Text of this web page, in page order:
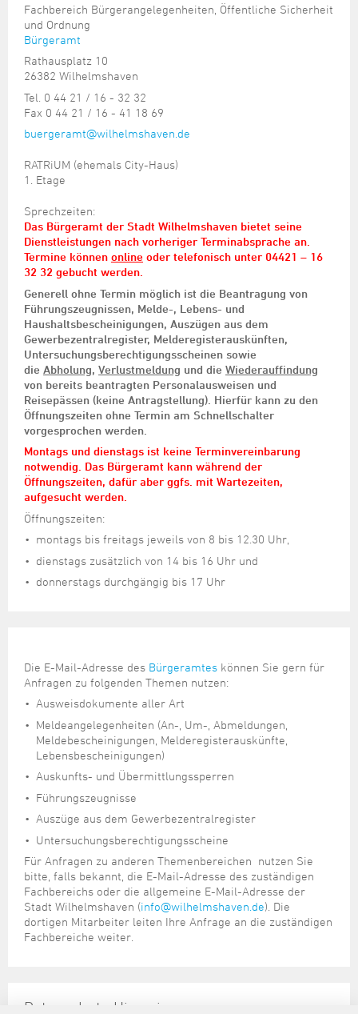
Fachbereich Bürgerangelegenheiten, Öffentliche Sicherheit
und Ordnung
Bürgeramt
Rathausplatz 10
26382 Wilhelmshaven
Tel. 0 44 21 / 16 - 32 32
Fax 0 44 21 / 16 - 41 18 69
buergeramt@wilhelmshaven.de
RATRiUM (ehemals City-Haus)
1. Etage
Sprechzeiten:
Das Bürgeramt der Stadt Wilhelmshaven bietet seine
Dienstleistungen nach vorheriger Terminabsprache an.
Termine können online oder telefonisch unter 04421 – 16
32 32 gebucht werden.
Generell ohne Termin möglich ist die Beantragung von
Führungszeugnissen, Melde-, Lebens- und
Haushaltsbescheinigungen, Auszügen aus dem
Gewerbezentralregister, Melderegisterauskünften,
Untersuchungsberechtigungsscheinen sowie
die Abholung, Verlustmeldung und die Wiederauffindung
von bereits beantragten Personalausweisen und
Reisepässen (keine Antragstellung). Hierfür kann zu den
Öffnungszeiten ohne Termin am Schnellschalter
vorgesprochen werden.
Montags und dienstags ist keine Terminvereinbarung
notwendig. Das Bürgeramt kann während der
Öffnungszeiten, dafür aber ggfs. mit Wartezeiten,
aufgesucht werden.
Öffnungszeiten:
montags bis freitags jeweils von 8 bis 12.30 Uhr,
dienstags zusätzlich von 14 bis 16 Uhr und
donnerstags durchgängig bis 17 Uhr
Die E-Mail-Adresse des Bürgeramtes können Sie gern für
Anfragen zu folgenden Themen nutzen:
Ausweisdokumente aller Art
Meldeangelegenheiten (An-, Um-, Abmeldungen,
Meldebescheinigungen, Melderegisterauskünfte,
Lebensbescheinigungen)
Auskunfts- und Übermittlungssperren
Führungszeugnisse
Auszüge aus dem Gewerbezentralregister
Untersuchungsberechtigungsscheine
Für Anfragen zu anderen Themenbereichen nutzen Sie
bitte, falls bekannt, die E-Mail-Adresse des zuständigen
Fachbereichs oder die allgemeine E-Mail-Adresse der
Stadt Wilhelmshaven (info@wilhelmshaven.de). Die
dortigen Mitarbeiter leiten Ihre Anfrage an die zuständigen
Fachbereiche weiter.
Datenschutz-Hinweise